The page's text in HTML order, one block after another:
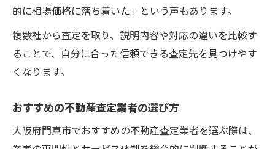
的に相場価格に落ち着いた」という声もあります。
複数社から査定を取り、説明内容や対応の違いを比較す
ることで、自分に合った信頼できる査定先を見つけやす
くなります。
おすすめの不動産査定業者の選び方
大阪府門真市でおすすめの不動産査定業者を選ぶ際は、